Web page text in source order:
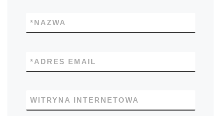
NAZWA
*
ADRES EMAIL
*
WITRYNA INTERNETOWA